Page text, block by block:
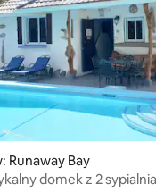
Dom ziemny w: Runaway Bay
domek z 2